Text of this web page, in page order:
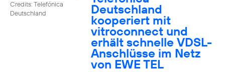
Credits: Telefónica
Deutschland
Deutschland
kooperiert mit
vitroconnect und
erhält schnelle VDSL-
Anschlüsse im Netz
von EWE TEL